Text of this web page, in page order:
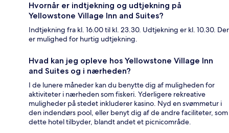
Hvornår er indtjekning og udtjekning på
Yellowstone Village Inn and Suites?
Indtjekning fra kl. 16.00 til kl. 23.30. Udtjekning er kl. 10.30. Der
er mulighed for hurtig udtjekning.
Hvad kan jeg opleve hos Yellowstone Village Inn
and Suites og i nærheden?
I de lunere måneder kan du benytte dig af muligheden for
aktiviteter i nærheden som fiskeri. Yderligere rekreative
muligheder på stedet inkluderer kasino. Nyd en svømmetur i
den indendørs pool, eller benyt dig af de andre faciliteter, som
dette hotel tilbyder, blandt andet et picnicområde.